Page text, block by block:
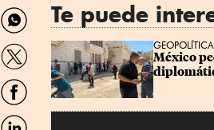
Compartir
por
WhatsApp
Compartir
por
Twitter
Compartir
por
Facebook
Compartir
Te puede
GEOPOLÍTICA
México